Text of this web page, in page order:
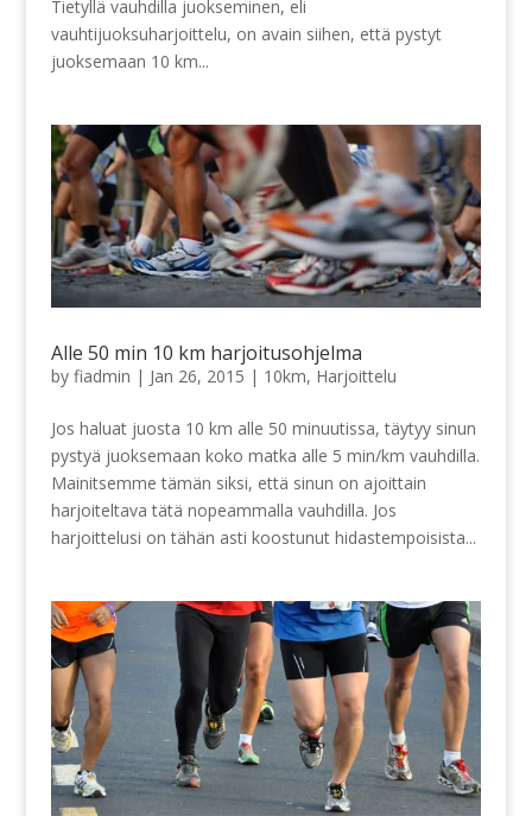
Tietyllä vauhdilla juokseminen, eli
vauhtijuoksuharjoittelu, on avain siihen, että pystyt
juoksemaan 10 km...
Alle 50 min 10 km harjoitusohjelma
by fiadmin | Jan 26, 2015 | 10km, Harjoittelu
Jos haluat juosta 10 km alle 50 minuutissa, täytyy sinun
pystyä juoksemaan koko matka alle 5 min/km vauhdilla.
Mainitsemme tämän siksi, että sinun on ajoittain
harjoiteltava tätä nopeammalla vauhdilla. Jos
harjoittelusi on tähän asti koostunut hidastempoisista...